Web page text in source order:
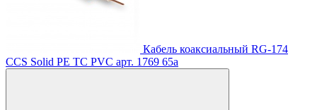
Кабель коаксиальный RG-174
CCS Solid PE TC PVC арт. 1769 65a